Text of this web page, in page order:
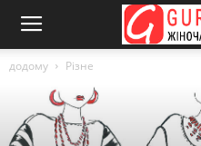
додому Різне